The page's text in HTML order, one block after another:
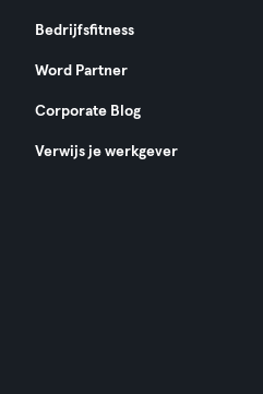
Bedrijfsfitness
Word Partner
Corporate Blog
Verwijs je werkgever